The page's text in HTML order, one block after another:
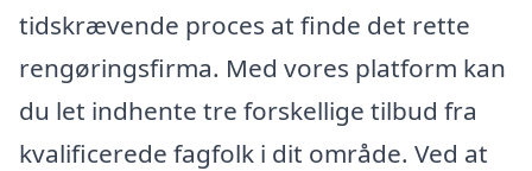
tidskrævende proces at finde det rette
rengøringsfirma. Med vores platform kan
du let indhente tre forskellige tilbud fra
kvalificerede fagfolk i dit område. Ved at